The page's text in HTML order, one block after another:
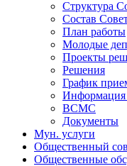
Структура
Состав
План работы
Молодые
Проекты
Решения
График
Информация
ВСМС
Документы
Мун. услуги
Общественный
Общественные